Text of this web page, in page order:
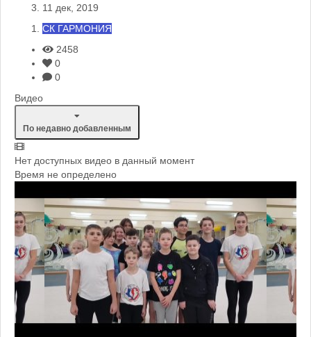
11 дек, 2019
СК ГАРМОНИЯ
2458
0
0
Видео
По недавно добавленным
Нет доступных видео в данный момент
Время не определено